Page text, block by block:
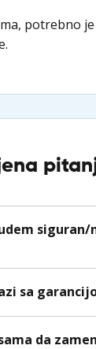
potrebno
sa
da